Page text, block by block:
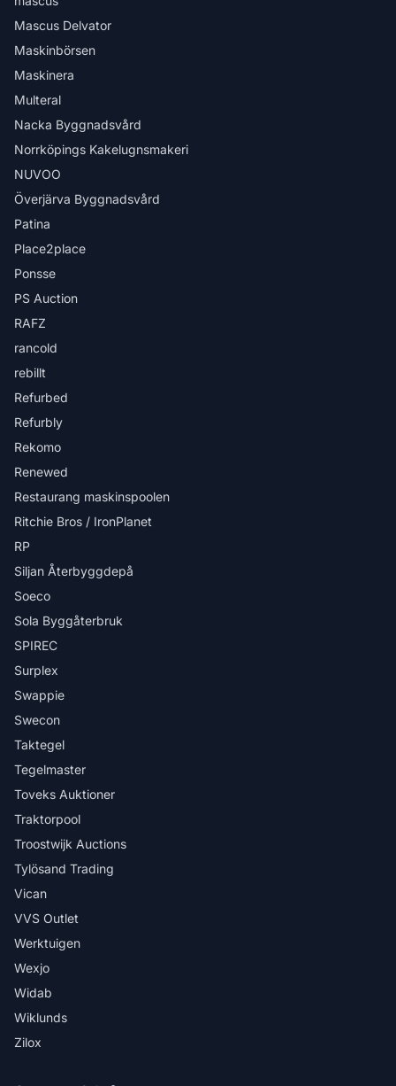
Mascus Delvator
Maskinbörsen
Maskinera
Multeral
Nacka Byggnadsvård
Norrköpings Kakelugnsmakeri
NUVOO
Överjärva Byggnadsvård
Patina
Place2place
Ponsse
PS Auction
RAFZ
rancold
rebillt
Refurbed
Refurbly
Rekomo
Renewed
Restaurang maskinspoolen
Ritchie Bros / IronPlanet
RP
Siljan Återbyggdepå
Soeco
Sola Byggåterbruk
SPIREC
Surplex
Swappie
Swecon
Taktegel
Tegelmaster
Toveks Auktioner
Traktorpool
Troostwijk Auctions
Tylösand Trading
Vican
VVS Outlet
Werktuigen
Wexjo
Widab
Wiklunds
Zilox